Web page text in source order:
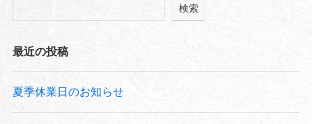
検索
最近の投稿
夏季休業日のお知らせ